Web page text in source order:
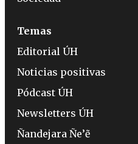
Temas
Editorial ÚH
Noticias positivas
Pódcast ÚH
Newsletters ÚH
Ñandejara Ñe’ẽ